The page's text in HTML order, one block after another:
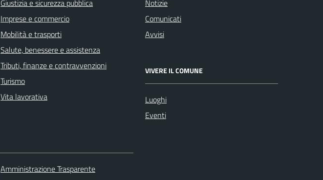
Giustizia e sicurezza pubblica
Imprese e commercio
Mobilità e trasporti
Salute, benessere e assistenza
Tributi, finanze e contravvenzioni
Turismo
Vita lavorativa
Notizie
Comunicati
Avvisi
VIVERE IL COMUNE
Luoghi
Eventi
Amministrazione Trasparente